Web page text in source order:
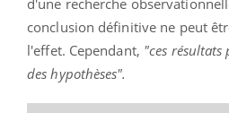
conclusion définitive ne peut
l'effet. Cependant, "ces
des hypothèses".